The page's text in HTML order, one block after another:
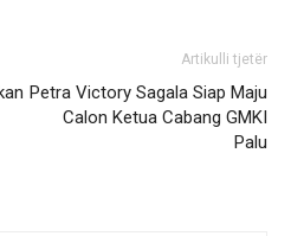
Artikulli tjetër
Petra Victory Sagala Siap Maju
Calon Ketua Cabang GMKI
Palu